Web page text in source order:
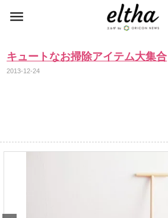
キュートなお掃除アイテム大集合
2013-12-24